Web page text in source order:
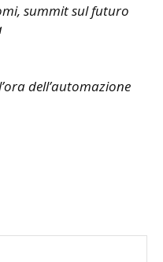
summit sul futuro
dell’automazione